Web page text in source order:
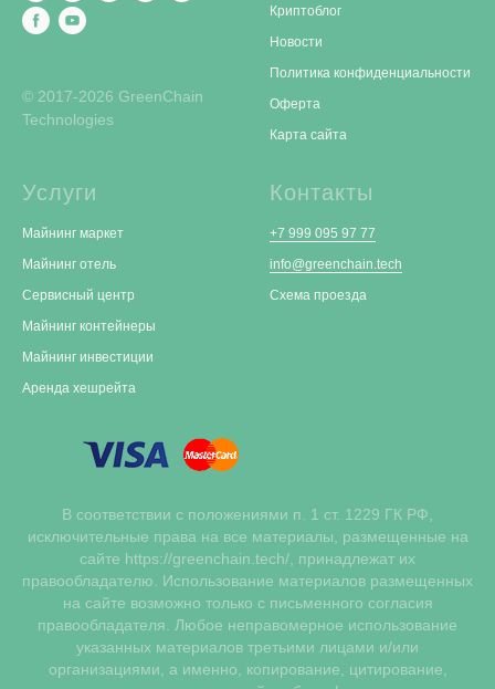
© 2017-2026 GreenChain
Technologies
Криптоблог
Новости
Политика конфиденциальности
Оферта
Карта сайта
Услуги
Майнинг маркет
Майнинг отель
Сервисный центр
Майнинг контейнеры
Майнинг инвестиции
Аренда хешрейта
Контакты
+7 999 095 97 77
info@greenchain.tech
Схема проезда
В соответствии с положениями п. 1 ст. 1229 ГК РФ,
исключительные права на все материалы, размещенные на
сайте https://greenchain.tech/, принадлежат их
правообладателю. Использование материалов размещенных
на сайте возможно только с письменного согласия
правообладателя. Любое неправомерное использование
указанных материалов третьими лицами и/или
организациями, а именно, копирование, цитирование,